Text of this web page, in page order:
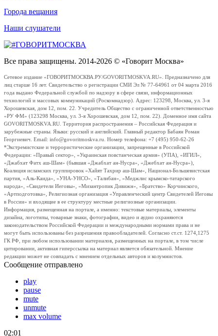
Города вещания
Наши слушатели
Все права защищены. 2014-2026 © «Говорит Москва»
Сетевое издание «ГОВОРИТМОСКВА.РУ/GOVORITMOSKVA.RU». Предназначено для
лиц старше 16 лет. Свидетельство о регистрации СМИ Эл № 77-64961 от 04 марта 2016
года выдано Федеральной службой по надзору в сфере связи, информационных
технологий и массовых коммуникаций (Роскомнадзор). Адрес: 123298, Москва, ул. 3-я
Хорошевская, дом 12, пом. 22. Учредитель Общество с ограниченной ответственностью
«РУ ФМ» (123298 Москва, ул. 3-я Хорошевская, дом 12, пом. 22). Доменное имя сайта
GOVORITMOSKVA.RU. Территория распространения – Российская Федерация и
зарубежные страны. Языки: русский и английский. Главный редактор Бабаян Роман
Георгиевич. Email: info@govoritmoskva.ru. Номер телефона: +7 (495) 950-62-26
*Экстремистские и террористические организации, запрещенные в Российской
Федерации: «Правый сектор», «Украинская повстанческая армия» (УПА), «ИГИЛ»,
«Джабхат Фатх аш-Шам» (бывшая «Джабхат ан-Нусра», «Джебхат ан-Нусра»),
Коалиция исламских группировок «Хайят Тахрир аш-Шам», Национал-Большевистская
партия, «Аль-Каида», «УНА-УНСО», «Талибан», «Меджлис крымско-татарского
народа», «Свидетели Иеговы», «Мизантропик Дивижн», «Братство» Корчинского,
«Артподготовка», Религиозная организация «Управленческий центр Свидетелей Иеговы
в России» и входящие в ее структуру местные религиозные организации.
Информация, размещенная на портале, а именно: текстовые материалы, элементы
дизайна, логотипы, товарные знаки, фотографии, видео и аудио охраняются
законодательством Российской Федерации и международными нормами права и не
могут быть использованы без разрешения правообладателей. Согласно ст.ст. 1274,1275
ГК РФ, при любом использовании материалов, размещенных на портале, в том числе
цитировании, активная гиперссылка на материал является обязательной. Мнение
редакции может не совпадать с мнением отдельных авторов и колумнистов.
Сообщение отправлено
play
pause
mute
unmute
max volume
02:01